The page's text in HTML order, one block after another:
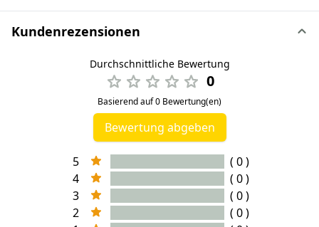
Kundenrezensionen
Durchschnittliche Bewertung
0
Basierend auf 0 Bewertung(en)
Bewertung abgeben
5
( 0 )
4
( 0 )
3
( 0 )
2
( 0 )